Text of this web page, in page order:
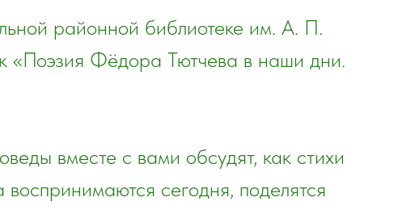
районной библиотеке им. А. П.
«Поэзия Фёдора Тютчева в наши дни.
вместе с вами обсудят, как стихи
сегодня, поделятся